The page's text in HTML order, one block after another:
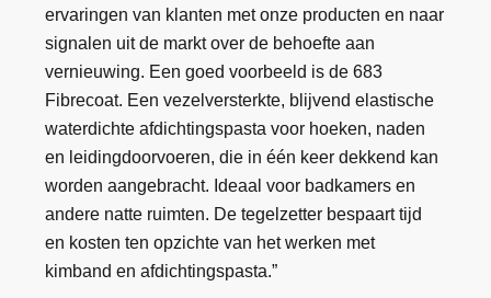
ervaringen van klanten met onze producten en naar
signalen uit de markt over de behoefte aan
vernieuwing. Een goed voorbeeld is de 683
Fibrecoat. Een vezelversterkte, blijvend elastische
waterdichte afdichtingspasta voor hoeken, naden
en leidingdoorvoeren, die in één keer dekkend kan
worden aangebracht. Ideaal voor badkamers en
andere natte ruimten. De tegelzetter bespaart tijd
en kosten ten opzichte van het werken met
kimband en afdichtingspasta.”